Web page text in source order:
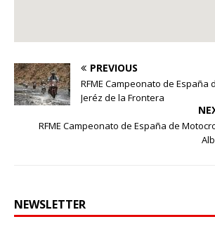
PREVIOUS
RFME Campeonato de España
Jeréz de la Frontera
RFME Campeonato de España de
NEWSLETTER